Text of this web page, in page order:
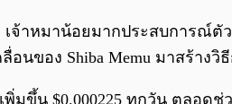
จ้าหมาน้อยมากประสบการณ์ตั
อนของ Shiba Memu มาสร้า
พิ่มขึ้น $0.000225 ทุกวัน ตลอด